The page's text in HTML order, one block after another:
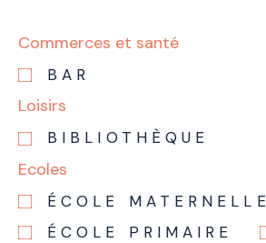
Commerces et santé
BAR
Loisirs
BIBLIOTHÈQUE
Ecoles
ÉCOLE MATERNELLE
ÉCOLE PRIMAIRE